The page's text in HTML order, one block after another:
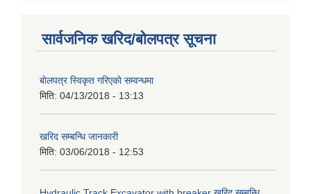
सार्वजनिक खरिद/बोलपत्र सूचना
बाेलपत्र स्विकृत गरिएकाे सम्वन्धमा
मिति: 04/13/2018 - 13:13
खरिद सम्बन्धि जानकारी
मिति: 03/06/2018 - 12:53